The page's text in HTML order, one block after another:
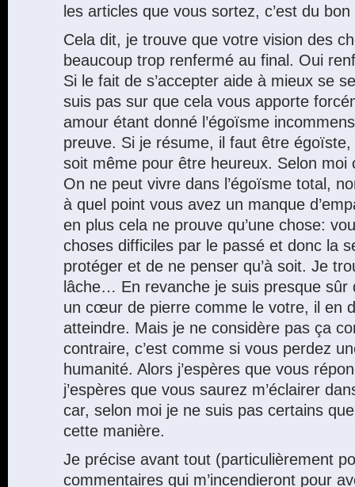
les articles que vous sortez, c’est du
Cela dit, je trouve que votre vision des
beaucoup trop renfermé au final. Oui
Si le fait de s’accepter aide à mieux se
suis pas sur que cela vous apporte
amour étant donné l’égoïsme
preuve. Si je résume, il faut être égoïste,
soit même pour être heureux. Selon moi
On ne peut vivre dans l’égoïsme total,
à quel point vous avez un manque
en plus cela ne prouve qu’une chose:
choses difficiles par le passé et donc la
protéger et de ne penser qu’à soit. Je
lâche… En revanche je suis presque sûr
un cœur de pierre comme le votre, il en
atteindre. Mais je ne considère pas ça
contraire, c’est comme si vous perdez
humanité. Alors j’espères que vous
j’espères que vous saurez m’éclairer
car, selon moi je ne suis pas certains
cette manière.
Je précise avant tout (particulièrement
commentaires qui m’incendieront pour